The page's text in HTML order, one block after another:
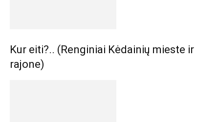
Kur eiti?.. (Renginiai Kėdainių mieste ir
rajone)